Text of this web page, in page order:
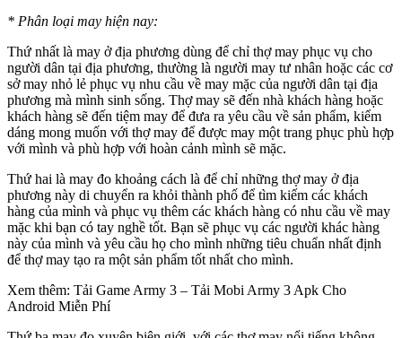
* Phân loại may hiện nay:
Thứ nhất là may ở địa phương dùng để chỉ thợ may phục vụ cho
người dân tại địa phương, thường là người may tư nhân hoặc các cơ
sở may nhỏ lẻ phục vụ nhu cầu về may mặc của người dân tại địa
phương mà mình sinh sống. Thợ may sẽ đến nhà khách hàng hoặc
khách hàng sẽ đến tiệm may để đưa ra yêu cầu về sản phẩm, kiểm
dáng mong muốn với thợ may để được may một trang phục phù hợp
với mình và phù hợp với hoàn cảnh mình sẽ mặc.
Thứ hai là may đo khoảng cách là để chỉ những thợ may ở địa
phương này di chuyển ra khỏi thành phố để tìm kiếm các khách
hàng của mình và phục vụ thêm các khách hàng có nhu cầu về may
mặc khi bạn có tay nghề tốt. Bạn sẽ phục vụ các người khác hàng
này của mình và yêu cầu họ cho mình những tiêu chuẩn nhất định
để thợ may tạo ra một sản phẩm tốt nhất cho mình.
Xem thêm: Tải Game Army 3 – Tải Mobi Army 3 Apk Cho
Android Miễn Phí